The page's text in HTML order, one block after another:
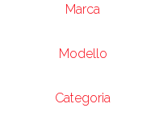
Marca
Modello
Categoria